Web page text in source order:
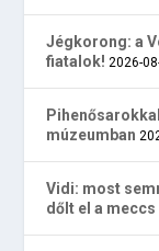
Jégkorong: a
fiatalok! 2026-
múzeumban
Vidi: most
dőlt el a meccs